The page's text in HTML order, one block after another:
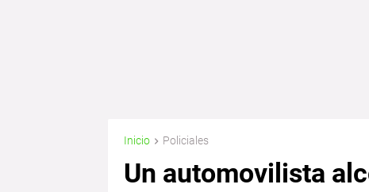
Inicio Policiales
Un automovilista